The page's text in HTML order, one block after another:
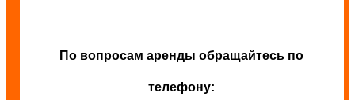
По вопросам аренды обращайтесь по
телефону: